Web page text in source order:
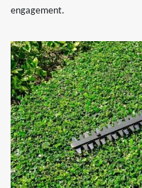
engagement.